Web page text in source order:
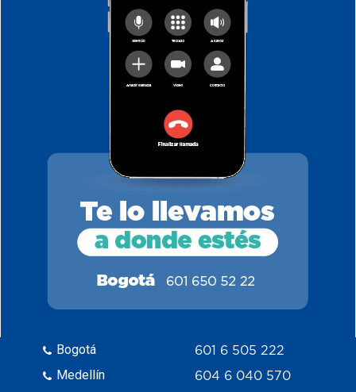
Bogotá
Medellín
601 6 505 222
604 6 040 570